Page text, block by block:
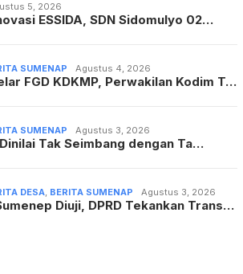
5, 2026
ESSIDA, SDN Sidomulyo 02…
SUMENAP Agustus 4, 2026
FGD KDKMP, Perwakilan Kodim T…
SUMENAP Agustus 3, 2026
Tak Seimbang dengan Ta…
DESA, BERITA SUMENAP Agustus 3, 2026
Diuji, DPRD Tekankan Trans…